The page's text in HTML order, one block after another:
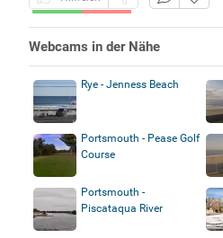
Webcams in der Nähe
Rye - Jenness Beach
Portsmouth - Pease Golf
Course
Portsmouth -
Piscataqua River